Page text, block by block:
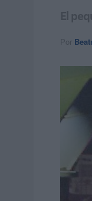
El
Por